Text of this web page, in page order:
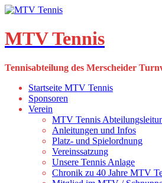
Skip
content
MTV Tennis
Tennisabteilung des Merscheider
Startseite MTV Tennis
Sponsoren
Verein
MTV Tennis
Anleitungen und Infos
Platz- und Spielordnung
Vereinssatzung
Unsere Tennis Anlage
Chronik zu 40 Jahre MTV